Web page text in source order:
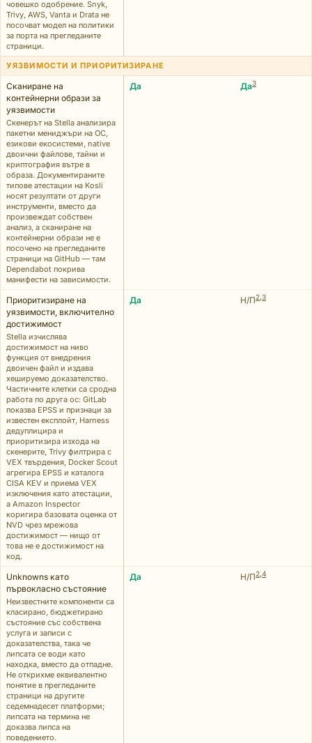
човешко одобрение. Snyk,
Trivy, AWS, Vanta и Drata не
посочват модел на политики
за порта на прегледаните
страници.
УЯЗВИМОСТИ И ПРИОРИТИЗИРАНЕ
Сканиране на
контейнерни образи за
уязвимости
Скенерът на Stella анализира
пакетни мениджъри на ОС,
езикови екосистеми, native
двоични файлове, тайни и
криптография вътре в
образа. Документираните
типове атестации на Kosli
носят резултати от други
инструменти, вместо да
произвеждат собствен
анализ, а сканиране на
контейнерни образи не е
посочено на прегледаните
страници на GitHub — там
Dependabot покрива
манифести на зависимости.
Да Да3
Приоритизиране на
уязвимости, включително
достижимост
Stella изчислява
достижимост на ниво
функция от внедрения
двоичен файл и издава
хешируемо доказателство.
Частичните клетки са сродна
работа по друга ос: GitLab
показва EPSS и признаци за
известен експлойт, Harness
дедуплицира и
приоритизира изхода на
скенерите, Trivy филтрира с
VEX твърдения, Docker Scout
агрегира EPSS и каталога
CISA KEV и приема VEX
изключения като атестации,
а Amazon Inspector
коригира базовата оценка от
NVD чрез мрежова
достижимост — нищо от
това не е достижимост на
код.
Да Н/П2,3
Unknowns като
първокласно състояние
Неизвестните компоненти са
класирано, бюджетирано
състояние със собствена
услуга и записи с
доказателства, така че
липсата се води като
находка, вместо да отпадне.
Не открихме еквивалентно
понятие в прегледаните
страници на другите
седемнадесет платформи;
липсата на термина не
доказва липса на
поведението.
Да Н/П2,4